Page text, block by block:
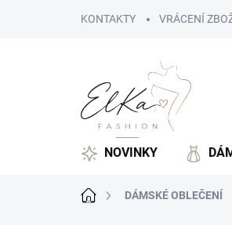
KONTAKTY VRÁCENÍ
NOVINKY
Domů DÁMSKÉ OBLEČENÍ